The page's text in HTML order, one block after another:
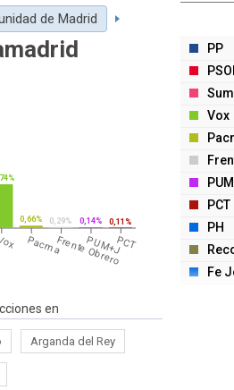
de Madrid
PacmaFrente Obrero
PUM+JPCT
0,66% 0,29% 0,14% 0,11%
en
Arganda del Rey
PP
Vox
PCT
PH
Fe